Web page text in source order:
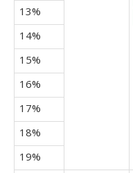
13%
14%
15%
16%
17%
18%
19%